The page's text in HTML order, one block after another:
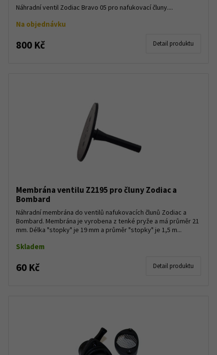
Náhradní ventil Zodiac Bravo 05 pro nafukovací čluny....
Na objednávku
800 Kč Detail produktu
Membrána ventilu Z2195 pro čluny Zodiac a
Bombard
Náhradní membrána do ventilů nafukovacích člunů Zodiac a
Bombard. Membrána je vyrobena z tenké pryže a má průměr 21
mm. Délka "stopky" je 19 mm a průměr "stopky" je 1,5 m...
Skladem
60 Kč Detail produktu